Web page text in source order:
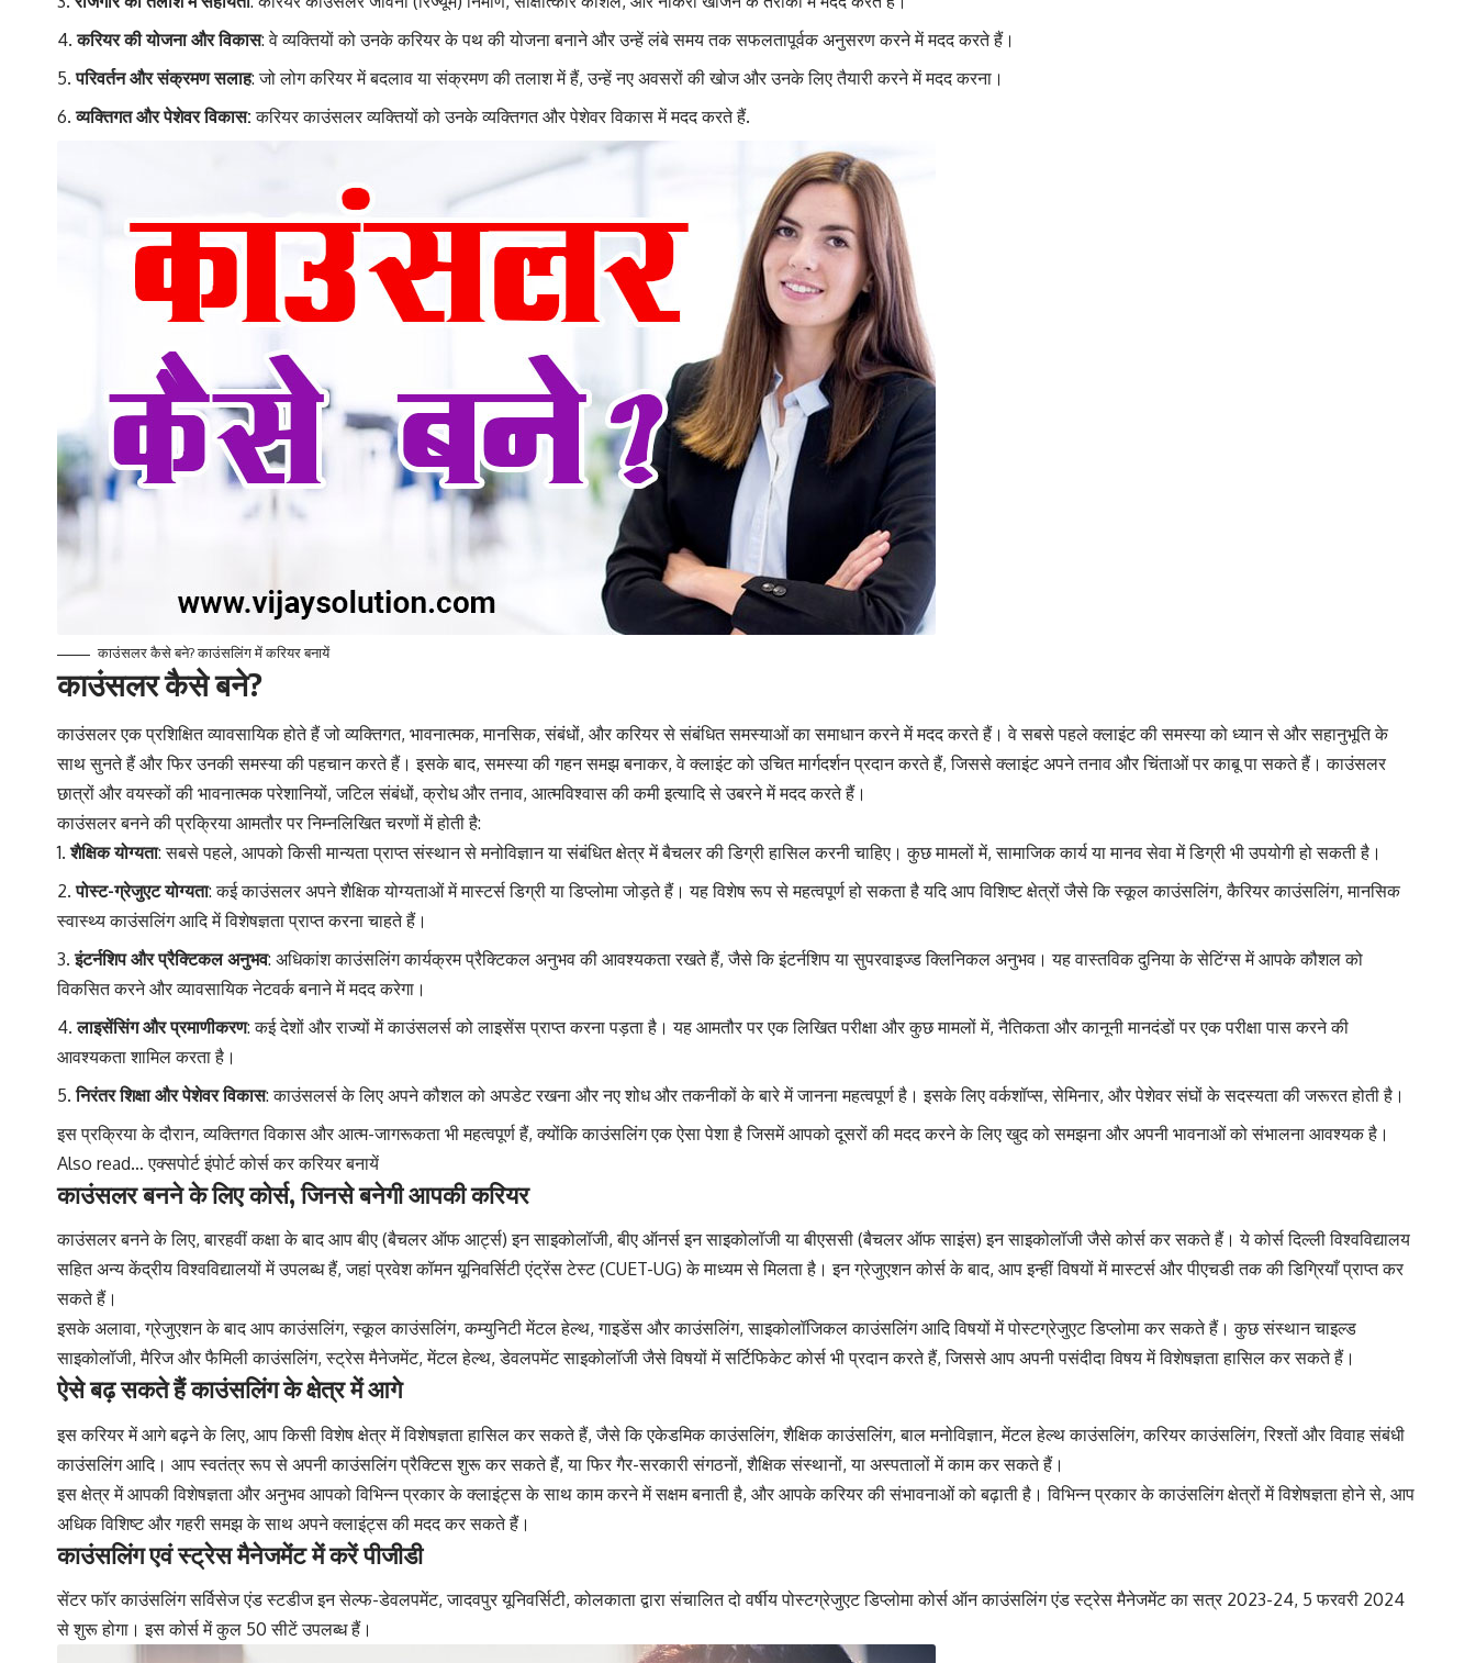
करियर की योजना और विकास: वे व्यक्तियों को उनके करियर के पथ की योजना बनाने और उन्हें लंबे समय तक सफलतापूर्वक अनुसरण करने में मदद करते हैं।
परिवर्तन और संक्रमण सलाह: जो लोग करियर में बदलाव या संक्रमण की तलाश में हैं, उन्हें नए अवसरों की खोज और उनके लिए तैयारी करने में मदद करना।
व्यक्तिगत और पेशेवर विकास: करियर काउंसलर व्यक्तियों को उनके व्यक्तिगत और पेशेवर विकास में मदद करते हैं.
काउंसलर कैसे बने? काउंसलिंग में करियर बनायें
काउंसलर कैसे बने?
काउंसलर एक प्रशिक्षित व्यावसायिक होते हैं जो व्यक्तिगत, भावनात्मक, मानसिक, संबंधों, और करियर से संबंधित समस्याओं का समाधान करने में मदद करते हैं। वे सबसे पहले क्लाइंट की समस्या को ध्यान से और सहानुभूति के
साथ सुनते हैं और फिर उनकी समस्या की पहचान करते हैं। इसके बाद, समस्या की गहन समझ बनाकर, वे क्लाइंट को उचित मार्गदर्शन प्रदान करते हैं, जिससे क्लाइंट अपने तनाव और चिंताओं पर काबू पा सकते हैं। काउंसलर
छात्रों और वयस्कों की भावनात्मक परेशानियों, जटिल संबंधों, क्रोध और तनाव, आत्मविश्वास की कमी इत्यादि से उबरने में मदद करते हैं।
काउंसलर बनने की प्रक्रिया आमतौर पर निम्नलिखित चरणों में होती है:
शैक्षिक योग्यता: सबसे पहले, आपको किसी मान्यता प्राप्त संस्थान से मनोविज्ञान या संबंधित क्षेत्र में बैचलर की डिग्री हासिल करनी चाहिए। कुछ मामलों में, सामाजिक कार्य या मानव सेवा में डिग्री भी उपयोगी हो सकती है।
पोस्ट-ग्रेजुएट योग्यता: कई काउंसलर अपने शैक्षिक योग्यताओं में मास्टर्स डिग्री या डिप्लोमा जोड़ते हैं। यह विशेष रूप से महत्वपूर्ण हो सकता है यदि आप विशिष्ट क्षेत्रों जैसे कि स्कूल काउंसलिंग, कैरियर काउंसलिंग, मानसिक
स्वास्थ्य काउंसलिंग आदि में विशेषज्ञता प्राप्त करना चाहते हैं।
इंटर्नशिप और प्रैक्टिकल अनुभव: अधिकांश काउंसलिंग कार्यक्रम प्रैक्टिकल अनुभव की आवश्यकता रखते हैं, जैसे कि इंटर्नशिप या सुपरवाइज्ड क्लिनिकल अनुभव। यह वास्तविक दुनिया के सेटिंग्स में आपके कौशल को
विकसित करने और व्यावसायिक नेटवर्क बनाने में मदद करेगा।
लाइसेंसिंग और प्रमाणीकरण: कई देशों और राज्यों में काउंसलर्स को लाइसेंस प्राप्त करना पड़ता है। यह आमतौर पर एक लिखित परीक्षा और कुछ मामलों में, नैतिकता और कानूनी मानदंडों पर एक परीक्षा पास करने की
आवश्यकता शामिल करता है।
निरंतर शिक्षा और पेशेवर विकास: काउंसलर्स के लिए अपने कौशल को अपडेट रखना और नए शोध और तकनीकों के बारे में जानना महत्वपूर्ण है। इसके लिए वर्कशॉप्स, सेमिनार, और पेशेवर संघों के सदस्यता की जरूरत होती है।
इस प्रक्रिया के दौरान, व्यक्तिगत विकास और आत्म-जागरूकता भी महत्वपूर्ण हैं, क्योंकि काउंसलिंग एक ऐसा पेशा है जिसमें आपको दूसरों की मदद करने के लिए खुद को समझना और अपनी भावनाओं को संभालना आवश्यक है।
Also read…एक्सपोर्ट इंपोर्ट कोर्स कर करियर बनायें
काउंसलर बनने के लिए कोर्स, जिनसे बनेगी आपकी करियर
काउंसलर बनने के लिए, बारहवीं कक्षा के बाद आप बीए (बैचलर ऑफ आर्ट्स) इन साइकोलॉजी, बीए ऑनर्स इन साइकोलॉजी या बीएससी (बैचलर ऑफ साइंस) इन साइकोलॉजी जैसे कोर्स कर सकते हैं। ये कोर्स दिल्ली विश्वविद्यालय
सहित अन्य केंद्रीय विश्वविद्यालयों में उपलब्ध हैं, जहां प्रवेश कॉमन यूनिवर्सिटी एंट्रेंस टेस्ट (CUET-UG) के माध्यम से मिलता है। इन ग्रेजुएशन कोर्स के बाद, आप इन्हीं विषयों में मास्टर्स और पीएचडी तक की डिग्रियाँ प्राप्त कर
सकते हैं।
इसके अलावा, ग्रेजुएशन के बाद आप काउंसलिंग, स्कूल काउंसलिंग, कम्युनिटी मेंटल हेल्थ, गाइडेंस और काउंसलिंग, साइकोलॉजिकल काउंसलिंग आदि विषयों में पोस्टग्रेजुएट डिप्लोमा कर सकते हैं। कुछ संस्थान चाइल्ड
साइकोलॉजी, मैरिज और फैमिली काउंसलिंग, स्ट्रेस मैनेजमेंट, मेंटल हेल्थ, डेवलपमेंट साइकोलॉजी जैसे विषयों में सर्टिफिकेट कोर्स भी प्रदान करते हैं, जिससे आप अपनी पसंदीदा विषय में विशेषज्ञता हासिल कर सकते हैं।
ऐसे बढ़ सकते हैं काउंसलिंग के क्षेत्र में आगे
इस करियर में आगे बढ़ने के लिए, आप किसी विशेष क्षेत्र में विशेषज्ञता हासिल कर सकते हैं, जैसे कि एकेडमिक काउंसलिंग, शैक्षिक काउंसलिंग, बाल मनोविज्ञान, मेंटल हेल्थ काउंसलिंग, करियर काउंसलिंग, रिश्तों और विवाह संबंधी
काउंसलिंग आदि। आप स्वतंत्र रूप से अपनी काउंसलिंग प्रैक्टिस शुरू कर सकते हैं, या फिर गैर-सरकारी संगठनों, शैक्षिक संस्थानों, या अस्पतालों में काम कर सकते हैं।
इस क्षेत्र में आपकी विशेषज्ञता और अनुभव आपको विभिन्न प्रकार के क्लाइंट्स के साथ काम करने में सक्षम बनाती है, और आपके करियर की संभावनाओं को बढ़ाती है। विभिन्न प्रकार के काउंसलिंग क्षेत्रों में विशेषज्ञता होने से, आप
अधिक विशिष्ट और गहरी समझ के साथ अपने क्लाइंट्स की मदद कर सकते हैं।
काउंसलिंग एवं स्ट्रेस मैनेजमेंट में करें पीजीडी
सेंटर फॉर काउंसलिंग सर्विसेज एंड स्टडीज इन सेल्फ-डेवलपमेंट, जादवपुर यूनिवर्सिटी, कोलकाता द्वारा संचालित दो वर्षीय पोस्टग्रेजुएट डिप्लोमा कोर्स ऑन काउंसलिंग एंड स्ट्रेस मैनेजमेंट का सत्र 2023-24, 5 फरवरी 2024
से शुरू होगा। इस कोर्स में कुल 50 सीटें उपलब्ध हैं।